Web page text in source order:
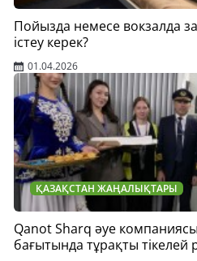
Пойызда немесе вокзалда
істеу керек?
01.04.2026
ҚАЗАҚСТАН ЖАҢАЛЫҚТАРЫ
Qanot Sharq әуе
бағытында тұрақты тікелей